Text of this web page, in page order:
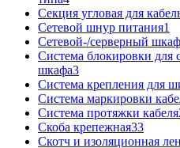
Секция угловая для
Сетевой шнур питания1
Сетевой-/серверный шкаф
Система блокировки для
шкафа3
Система крепления для
Система маркировки
Система протяжки кабеля
Скоба крепежная33
Скотч и изоляционная